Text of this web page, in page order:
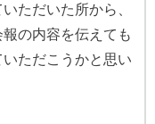
ただいた所から、
の内容を伝えても
ただこうかと思い